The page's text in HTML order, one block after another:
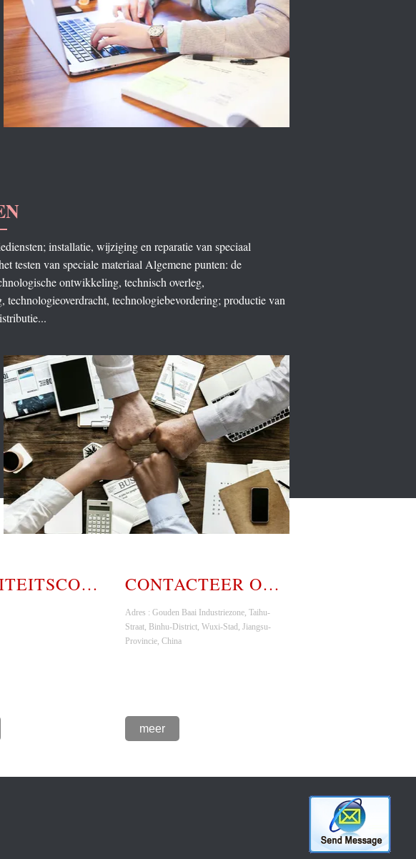
installatie, wijziging en reparatie van speciaal
testen van speciale materiaal Algemene punten: de
ontwikkeling, technisch overleg,
technologieoverdracht, technologiebevordering; productie van
KWALITEITSCONTROLE CONTACTEER ONS
Adres : Gouden Baai Industriezone, Taihu-
Straat, Binhu-District, Wuxi-Stad, Jiangsu-
Provincie, China
meer